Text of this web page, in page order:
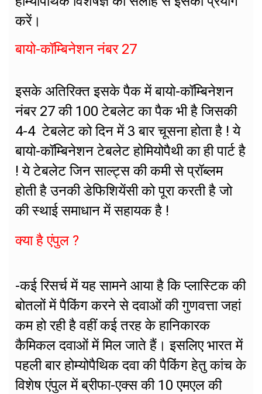
करें।
बायो-कॉम्बिनेशन नंबर 27
इसके अतिरिक्त इसके पैक में बायो-कॉम्बिनेशन
नंबर 27 की 100 टेबलेट का पैक भी है जिसकी
4-4 टेबलेट को दिन में 3 बार चूसना होता है ! ये
बायो-कॉम्बिनेशन टेबलेट होमियोपैथी का ही पार्ट है
! ये टेबलेट जिन साल्ट्स की कमी से प्रॉब्लम
होती है उनकी डेफिशियेंसी को पूरा करती है जो
की स्थाई समाधान में सहायक है !
क्या है एंपुल ?
-कई रिसर्च में यह सामने आया है कि प्लास्टिक की
बोतलों में पैकिंग करने से दवाओं की गुणवत्ता जहां
कम हो रही है वहीं कई तरह के हानिकारक
कैमिकल दवाओं में मिल जाते हैं। इसलिए भारत में
पहली बार होम्योपैथिक दवा की पैकिंग हेतु कांच के
विशेष एंपुल में ब्रीफा-एक्स की 10 एमएल की